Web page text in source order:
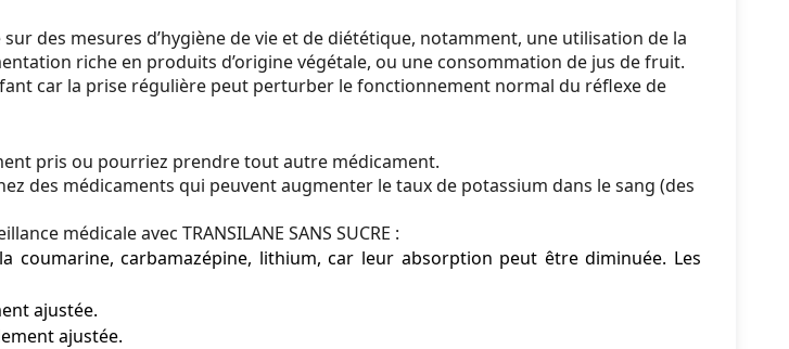
sur des mesures d’hygiène de vie et de diététique, notamment, une utilisation de la
riche en produits d’origine végétale, ou une consommation de jus de fruit.
car la prise régulière peut perturber le fonctionnement normal du réflexe de
pris ou pourriez prendre tout autre médicament.
des médicaments qui peuvent augmenter le taux de potassium dans le sang (des
médicale avec TRANSILANE SANS SUCRE :
coumarine, carbamazépine, lithium, car leur absorption peut être diminuée. Les
ajustée.
ajustée.